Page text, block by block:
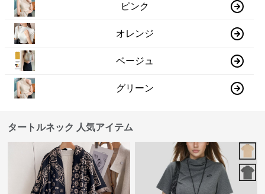
ピンク
オレンジ
ベージュ
グリーン
タートルネック 人気アイテム